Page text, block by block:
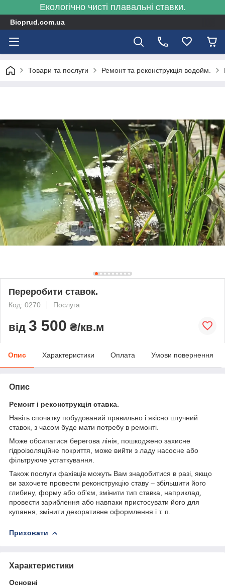
Екологічно чисті плавальні ставки.
Bioprud.com.ua
Товари та послуги Ремонт та реконструкція водойм.
Переробити ставок.
Код: 0270 Послуга
від 3 500 ₴/кв.м
Опис Характеристики Оплата Умови повернення
Опис
Ремонт і реконструкція ставка.
Навіть спочатку побудований правильно і якісно штучний
ставок, з часом буде мати потребу в ремонті.
Може обсипатися берегова лінія, пошкоджено захисне
гідроізоляційне покриття, може вийти з ладу насосне або
фільтруюче устаткування.
Також послуги фахівців можуть Вам знадобитися в разі, якщо
ви захочете провести реконструкцію ставу – збільшити його
глибину, форму або об'єм, змінити тип ставка, наприклад,
провести зариблення або навпаки пристосувати його для
купання, змінити декоративне оформлення і т. п.
Приховати
Характеристики
Основні